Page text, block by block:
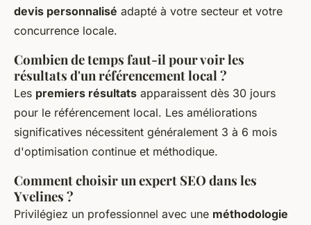
devis personnalisé adapté à votre secteur et votre
concurrence locale.
Combien de temps faut-il pour voir les
résultats d'un référencement local ?
Les premiers résultats apparaissent dès 30 jours
pour le référencement local. Les améliorations
significatives nécessitent généralement 3 à 6 mois
d'optimisation continue et méthodique.
Comment choisir un expert SEO dans les
Yvelines ?
Privilégiez un professionnel avec une méthodologie